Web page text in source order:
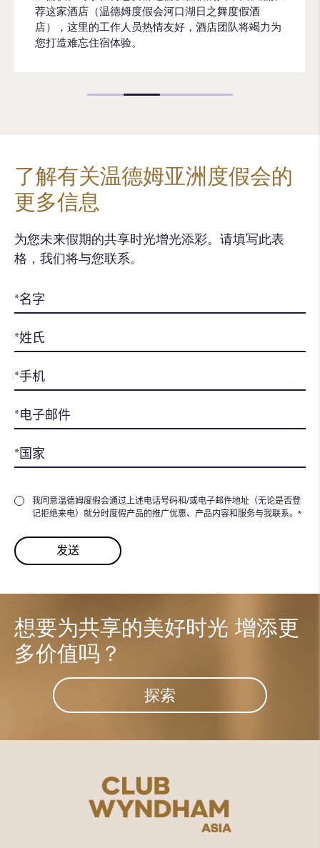
荐这家酒店（温德姆度假会河口湖日之舞度假酒
店），这里的工作人员热情友好，酒店团队将竭力为
您打造难忘住宿体验。
了解有关温德姆亚洲度假会的
更多信息
为您未来假期的共享时光增光添彩。请填写此表
格，我们将与您联系。
我同意温德姆度假会通过上述电话号码和/或电子邮件地址（无论是否登
记拒绝来电）就分时度假产品的推广优惠、产品内容和服务与我联系。*
想要为共享的美好时光 增添更
多价值吗？
探索